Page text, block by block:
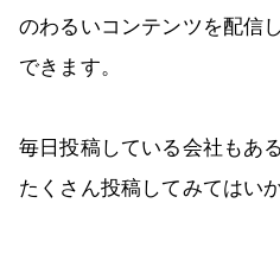
のわるいコンテンツを配信
できます。
毎日投稿している会社もあ
たくさん投稿してみてはい